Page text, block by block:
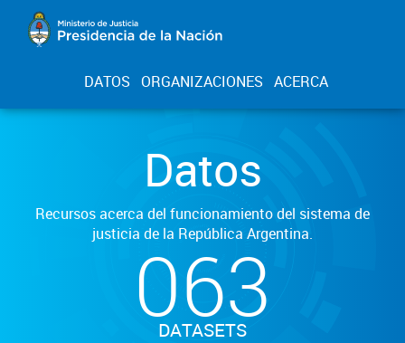
DATOS ORGANIZACIONES ACERCA
Datos
Recursos acerca del funcionamiento del sistema de
justicia de la República Argentina.
063
DATASETS